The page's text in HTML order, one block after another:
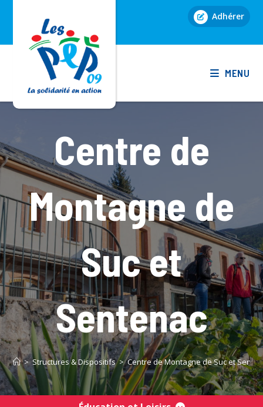
Adhérer
MENU
Centre de
Montagne de
Suc et
Sentenac
> Structures & Dispositifs > Centre de Montagne de Suc et